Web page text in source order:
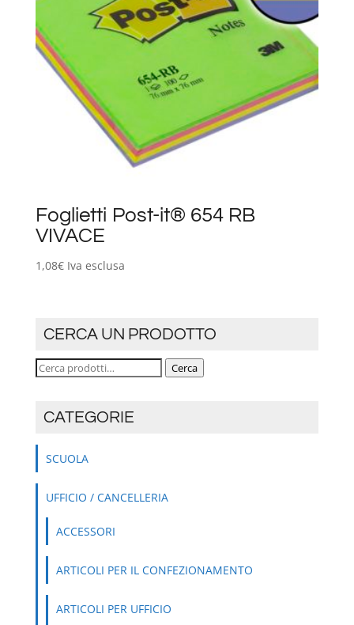
Foglietti Post-it® 654 RB
VIVACE
1,08€ Iva esclusa
CERCA UN PRODOTTO
Cerca: Cerca
CATEGORIE
SCUOLA
UFFICIO / CANCELLERIA
ACCESSORI
ARTICOLI PER IL CONFEZIONAMENTO
ARTICOLI PER UFFICIO